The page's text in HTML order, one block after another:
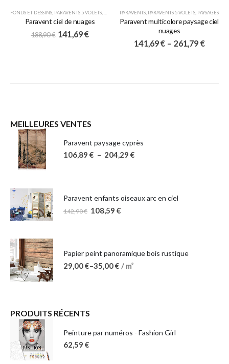
FONDS ET DESSINS PARAVENTS 5 VOLETS PARAVENTS JAPONAIS
Paravent ciel de nuages
188,90€ 141,69€
PARAVENTS PARAVENTS 5 VOLETS PAYSAGES
Paravent multicolore paysage ciel
nuages
141,69€ – 261,79 €
MEILLEURES VENTES
Paravent paysage cyprès
106,89 € – 204,29 €
Paravent enfants oiseaux arc en ciel
142,90€ 108,59 €
Papier peint panoramique bois rustique
29,00€–35,00€ / m²
PRODUITS RÉCENTS
Peinture par numéros - Fashion Girl
62,59 €